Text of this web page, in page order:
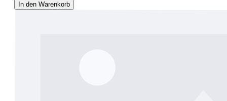
In den Warenkorb